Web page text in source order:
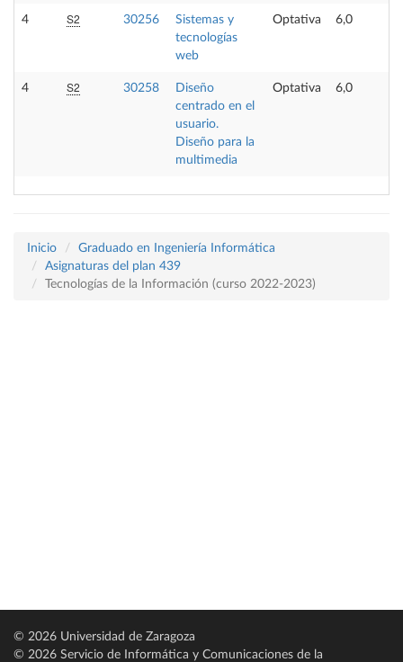
4 S2 30256
Sistemas y
tecnologías
web
Optativa 6,0
4 S2 30258
Diseño
centrado en el
usuario.
Diseño para la
multimedia
Optativa 6,0
Inicio
Graduado en Ingeniería Informática
Asignaturas del plan 439
Tecnologías de la Información (curso 2022-2023)
© 2026 Universidad de Zaragoza
© 2026 Servicio de Informática y Comunicaciones de la